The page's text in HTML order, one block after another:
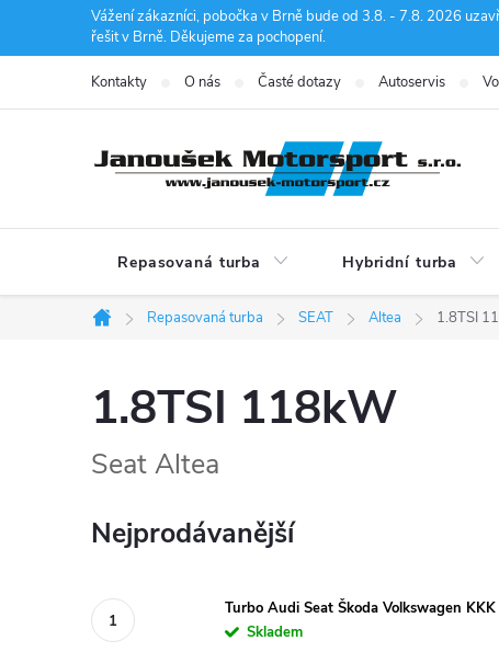
Vážení zákazníci, pobočka v Brně bude od 3.8. - 7.8. 2026
řešit v Brně. Děkujeme za pochopení.
Kontakty O nás Časté dotazy Autoservis
Repasovaná turba Hybridní turba
Domů
Repasovaná turba SEAT Altea 1.8TSI
1.8TSI 118kW
Seat Altea
Nejprodávanější
Turbo Audi Seat Škoda Volkswagen
Skladem